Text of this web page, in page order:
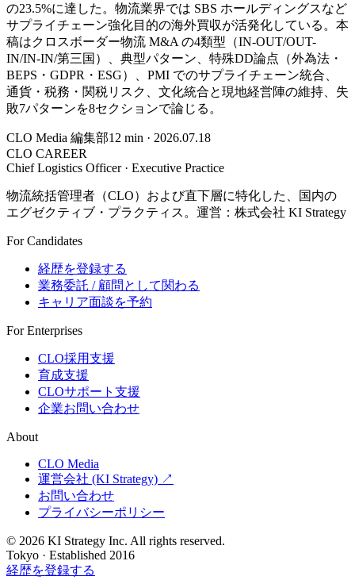
の23.5%に達した。物流業界では SBS ホールディングスなど
サプライチェーン強化目的の海外買収が活発化している。本
稿はクロスボーダー物流 M&A の4類型（IN-OUT/OUT-
IN/IN-IN/第三国）、典型パターン、特殊DD論点（外為法・
BEPS・GDPR・ESG）、PMI でのサプライチェーン統合、
通貨・税務・関税リスク、文化統合と現地経営陣の維持、失
敗7パターンを8セクションで論じる。
CLO Media 編集部12 min · 2026.07.18
CLO CAREER
Chief Logistics Officer · Executive Practice
物流統括管理者（CLO）および直下層に特化した、国内の
エグゼクティブ・プラクティス。運営：株式会社 KI Strategy
For Candidates
経歴を登録する
業務委託 / 顧問として関わる
キャリア面談を予約
For Enterprises
CLO採用支援
育成支援
CLOサポート支援
企業お問い合わせ
About
CLO Media
運営会社 (KI Strategy) ↗
お問い合わせ
プライバシーポリシー
© 2026 KI Strategy Inc. All rights reserved.
Tokyo · Established 2016
経歴を登録する